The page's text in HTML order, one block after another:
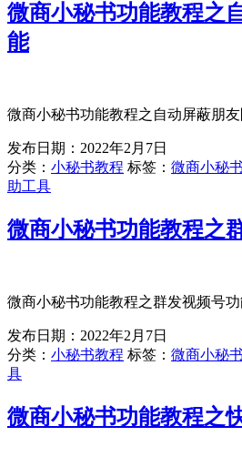
微商小秘书功能教程之
能
微商小秘书功能教程之自动屏蔽朋
发布日期： 2022年2月7日
分类： 小秘书教程 标签： 微商小秘书
助工具
微商小秘书功能教程之
微商小秘书功能教程之群发视频号
发布日期： 2022年2月7日
分类： 小秘书教程 标签： 微商小秘书
具
微商小秘书功能教程之